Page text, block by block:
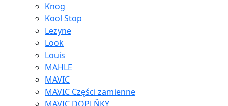
Knog
Kool Stop
Lezyne
Look
Louis
MAHLE
MAVIC
MAVIC Części zamienne